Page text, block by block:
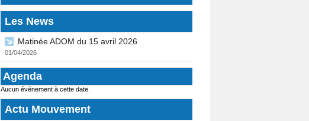
Les News
Matinée ADOM du 15 avril 2026
01/04/2026
Agenda
Aucun événement à cette date.
Actu Mouvement